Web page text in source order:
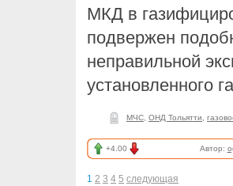
МКД в
подвержен
неправильной
установленного
МЧС ОНД Тольятти
+4.00 Автор:
1 2 3 4 5 следующая